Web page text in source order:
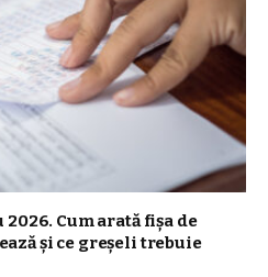
Cum arată fișa de
și ce greșeli trebuie